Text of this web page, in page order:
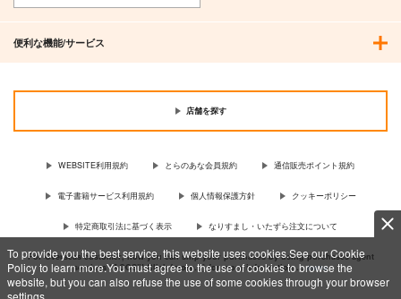
To provide you the best service, this website uses cookies.See our Cookie
Policy to learn more.You must agree to the use of cookies to browse the
website, but you can also refuse the use of some cookies through your browser
settings.
便利な機能/サービス
店舗を探す
WEBSITE利用規約 とらのあな会員規約 通信販売ポイント規約
電子書籍サービス利用規約 個人情報保護方針 クッキーポリシー
特定商取引法に基づく表示 なりすまし・いたずら注文について
For Overseas customer, now you can ship your purchases by using purchases agent
services “AOCS”! Click {more…} for more information …more